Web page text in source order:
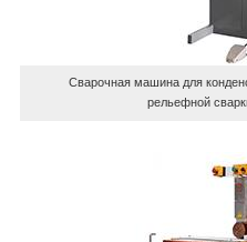
Сварочная машина для
рельефной